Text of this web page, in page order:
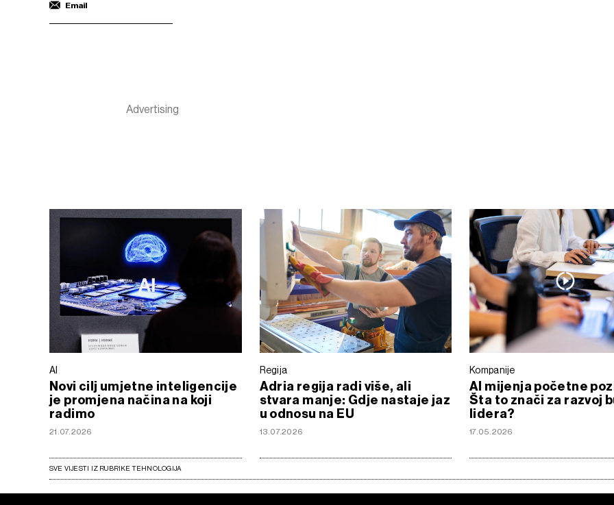
Email
AI
Novi cilj umjetne inteligencije
je promjena načina na koji
radimo
21.07.2026
Regija
Adria regija radi više, ali
stvara manje: Gdje nastaje jaz
u odnosu na EU
13.07.2026
Kompanije
AI mijenja početne
Šta to znači za razvoj
lidera?
17.05.2026
SVE VIJESTI IZ RUBRIKE TEHNOLOGIJA